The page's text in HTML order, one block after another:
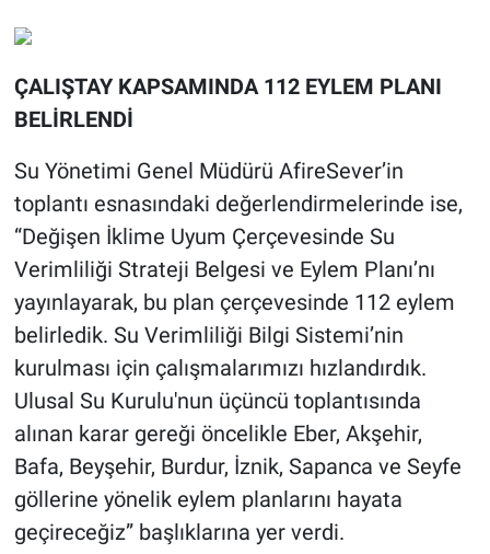
ÇALIŞTAY KAPSAMINDA 112 EYLEM PLANI
BELİRLENDİ
Su Yönetimi Genel Müdürü AfireSever’in
toplantı esnasındaki değerlendirmelerinde ise,
“Değişen İklime Uyum Çerçevesinde Su
Verimliliği Strateji Belgesi ve Eylem Planı’nı
yayınlayarak, bu plan çerçevesinde 112 eylem
belirledik. Su Verimliliği Bilgi Sistemi’nin
kurulması için çalışmalarımızı hızlandırdık.
Ulusal Su Kurulu'nun üçüncü toplantısında
alınan karar gereği öncelikle Eber, Akşehir,
Bafa, Beyşehir, Burdur, İznik, Sapanca ve Seyfe
göllerine yönelik eylem planlarını hayata
geçireceğiz” başlıklarına yer verdi.